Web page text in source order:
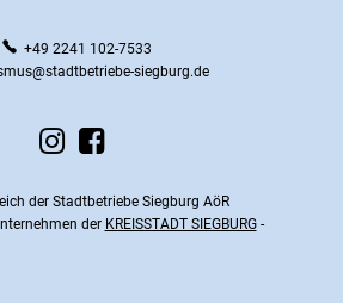
+49 2241 102-7533
siegburg.de
der Stadtbetriebe Siegburg AöR
der KREISSTADT SIEGBURG-